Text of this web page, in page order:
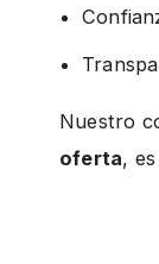
Nuestro
oferta,